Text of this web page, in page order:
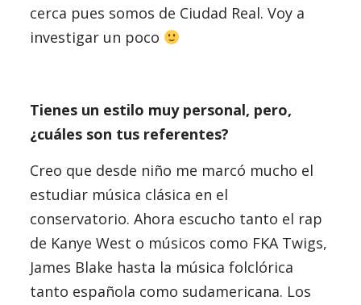
cerca pues somos de Ciudad Real. Voy a
investigar un poco
Tienes un estilo muy personal, pero,
¿cuáles son tus referentes?
Creo que desde niño me marcó mucho el
estudiar música clásica en el
conservatorio. Ahora escucho tanto el rap
de Kanye West o músicos como FKA Twigs,
James Blake hasta la música folclórica
tanto española como sudamericana. Los